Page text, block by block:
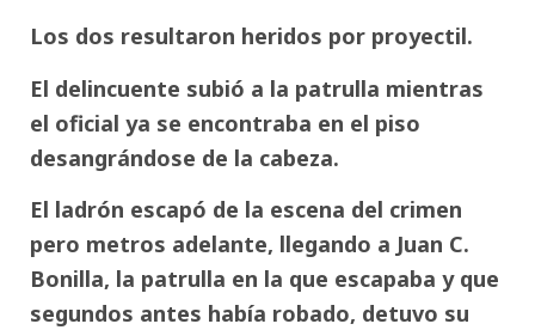
Los dos resultaron heridos por proyectil.
El delincuente subió a la patrulla mientras
el oficial ya se encontraba en el piso
desangrándose de la cabeza.
El ladrón escapó de la escena del crimen
pero metros adelante, llegando a Juan C.
Bonilla, la patrulla en la que escapaba y que
segundos antes había robado, detuvo su